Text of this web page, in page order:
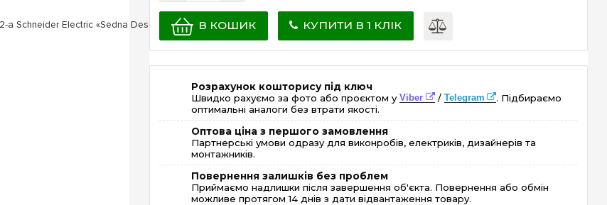
В КОШИК КУПИТИ В 1 КЛІК
Розрахунок кошторису під ключ
Швидко рахуємо за фото або проєктом уViber / Telegram
. Підбираємо
оптимальні аналоги без втрати якості.
Оптова ціна з першого замовлення
Партнерські умови одразу для виконробів, електриків, дизайнерів та
монтажників.
Повернення залишків без проблем
Приймаємо надлишки після завершення об'єкта. Повернення або обмін
можливе протягом 14 днів з дати відвантаження товару.